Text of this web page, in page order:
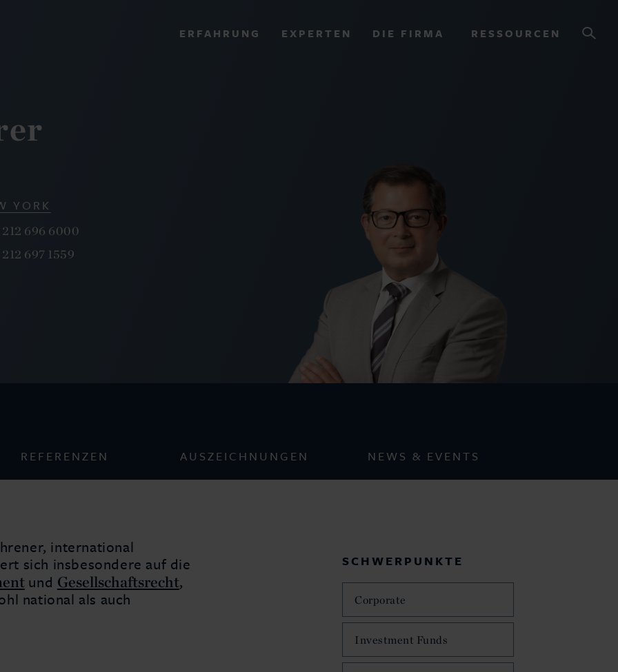
ERFAHRUNG EXPERTEN DIE FIRMA RESSOURCEN
EXPERIENCE
YORK
212 696 6000
212 697 1559
REFERENZEN AUSZEICHNUNGEN NEWS & EVENTS
international
sich insbesondere auf die
und Gesellschaftsrecht,
national als auch
SCHWERPUNKTE
Corporate
Investment Funds